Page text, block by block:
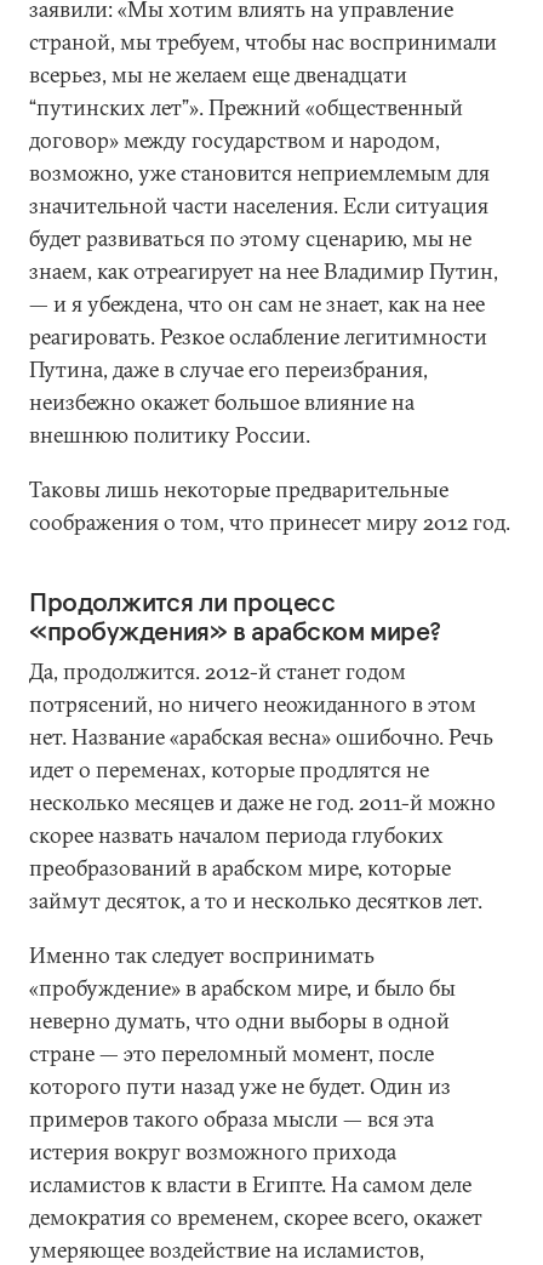
заявили: «Мы хотим влиять на управление
страной, мы требуем, чтобы нас воспринимали
всерьез, мы не желаем еще двенадцати
“путинских лет”». Прежний «общественный
договор» между государством и народом,
возможно, уже становится неприемлемым для
значительной части населения. Если ситуация
будет развиваться по этому сценарию, мы не
знаем, как отреагирует на нее Владимир Путин,
— и я убеждена, что он сам не знает, как на нее
реагировать. Резкое ослабление легитимности
Путина, даже в случае его переизбрания,
неизбежно окажет большое влияние на
внешнюю политику России.
Таковы лишь некоторые предварительные
соображения о том, что принесет миру 2012 год.
Продолжится ли процесс
«пробуждения» в арабском мире?
Да, продолжится. 2012-й станет годом
потрясений, но ничего неожиданного в этом
нет. Название «арабская весна» ошибочно. Речь
идет о переменах, которые продлятся не
несколько месяцев и даже не год. 2011-й можно
скорее назвать началом периода глубоких
преобразований в арабском мире, которые
займут десяток, а то и несколько десятков лет.
Именно так следует воспринимать
«пробуждение» в арабском мире, и было бы
неверно думать, что одни выборы в одной
стране — это переломный момент, после
которого пути назад уже не будет. Один из
примеров такого образа мысли — вся эта
истерия вокруг возможного прихода
исламистов к власти в Египте. На самом деле
демократия со временем, скорее всего, окажет
умеряющее воздействие на исламистов,